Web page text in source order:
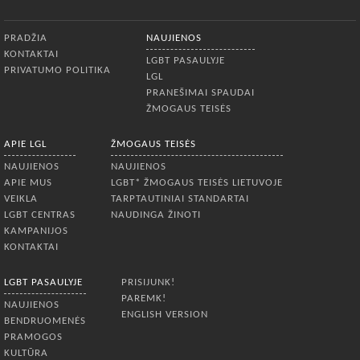
PRADŽIA
KONTAKTAI
PRIVATUMO POLITIKA
NAUJIENOS
LGBT PASAULYJE
LGL
PRANEŠIMAI SPAUDAI
ŽMOGAUS TEISĖS
APIE LGL
NAUJIENOS
APIE MUS
VEIKLA
LGBT CENTRAS
KAMPANIJOS
KONTAKTAI
ŽMOGAUS TEISĖS
NAUJIENOS
LGBT* ŽMOGAUS TEISĖS LIETUVOJE
TARPTAUTINIAI STANDARTAI
NAUDINGA ŽINOTI
LGBT PASAULYJE
NAUJIENOS
BENDRUOMENĖS
PRAMOGOS
KULTŪRA
PRISIJUNK!
PAREMK!
ENGLISH VERSION